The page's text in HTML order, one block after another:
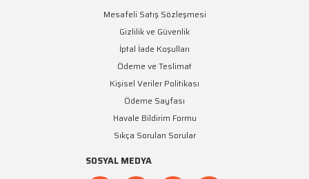
Mesafeli Satış Sözleşmesi
Gizlilik ve Güvenlik
İptal İade Koşulları
Ödeme ve Teslimat
Kişisel Veriler Politikası
Ödeme Sayfası
Havale Bildirim Formu
Sıkça Sorulan Sorular
SOSYAL MEDYA